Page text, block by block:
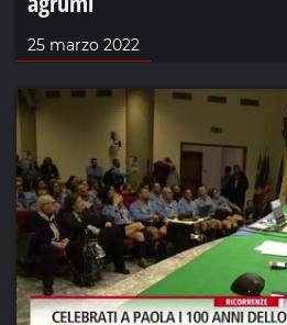
25 marzo 2022